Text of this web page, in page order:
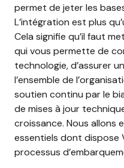
permet de jeter les
L’intégration est plus
Cela signifie qu’il faut
qui vous permette de
technologie, d’assurer
l’ensemble de
soutien continu par le
de mises à jour
croissance. Nous allons
essentiels dont dispose
processus